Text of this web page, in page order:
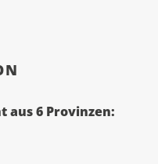
aus 6 Provinzen: